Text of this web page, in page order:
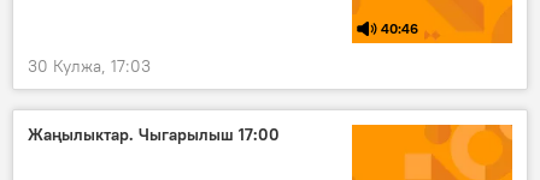
40:46
30 Кулжа, 17:03
Жаңылыктар. Чыгарылыш 17:00